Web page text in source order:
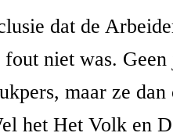
dat de
niet was.
maar ze
het Het Volk en